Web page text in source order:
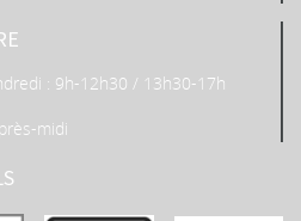
: 9h-12h30 / 13h30-17h
midi